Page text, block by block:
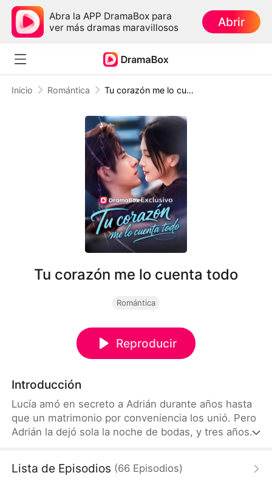
Abra la APP DramaBox para
ver más dramas maravillosos
Abrir
Inicio Romántica Tu corazón me lo cuenta todo
Tu corazón me lo cuenta todo
Romántica
Reproducir
Introducción
Lucía amó en secreto a Adrián durante años hasta
que un matrimonio por conveniencia los unió. Pero
Adrián la dejó sola la noche de bodas, y tres años
pensamientos de su esposo y descubrió el amor
Lista de Episodios (66 Episodios)